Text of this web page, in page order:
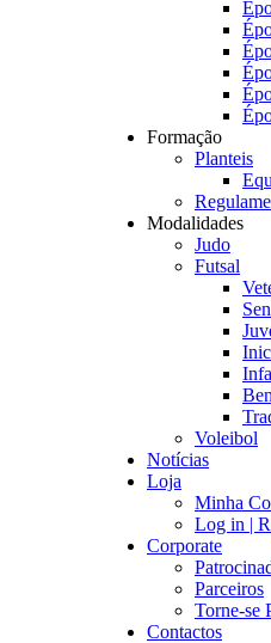
Formação
Planteis
Modalidades
Judo
Futsal
Voleibol
Notícias
Loja
Minha
Log in |
Corporate
Parceiros
Torne-se
Contactos